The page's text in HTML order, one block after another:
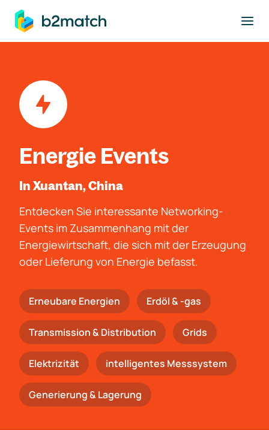
springen
Energie Events
In Xuantan, China
Entdecken Sie interessante Networking-
Events im Zusammenhang mit der
Energiewirtschaft, die sich mit der Erzeugung
oder Lieferung von Energie befasst.
Erneubare Energien Erdöl & -gas
Trans­mis­si­on & Distribution Grids
Elektrizität intelligentes Messsystem
Generierung & Lagerung